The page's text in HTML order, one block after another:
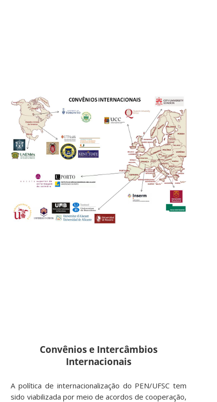
Convênios e Intercâmbios
Internacionais
A política de internacionalização do PEN/UFSC tem
sido viabilizada por meio de acordos de cooperação,